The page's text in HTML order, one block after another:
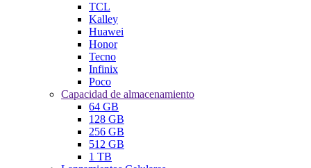
TCL
Kalley
Huawei
Honor
Tecno
Infinix
Poco
Capacidad de almacenamiento
64 GB
128 GB
256 GB
512 GB
1 TB